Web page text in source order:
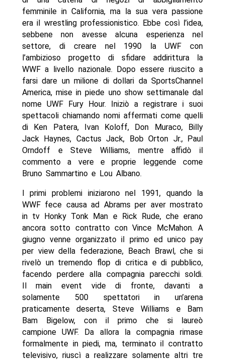
femminile in California, ma la sua vera passione
era il wrestling professionistico. Ebbe così l’idea,
sebbene non avesse alcuna esperienza nel
settore, di creare nel 1990 la UWF con
l’ambizioso progetto di sfidare addirittura la
WWF a livello nazionale. Dopo essere riuscito a
farsi dare un milione di dollari da SportsChannel
America, mise in piede uno show settimanale dal
nome UWF Fury Hour. Iniziò a registrare i suoi
spettacoli chiamando nomi affermati come quelli
di Ken Patera, Ivan Koloff, Don Muraco, Billy
Jack Haynes, Cactus Jack, Bob Orton Jr., Paul
Orndoff e Steve Williams, mentre affidò il
commento a vere e proprie leggende come
Bruno Sammartino e Lou Albano.
I primi problemi iniziarono nel 1991, quando la
WWF fece causa ad Abrams per aver mostrato
in tv Honky Tonk Man e Rick Rude, che erano
ancora sotto contratto con Vince McMahon. A
giugno venne organizzato il primo ed unico pay
per view della federazione, Beach Brawl, che si
rivelò un tremendo flop di critica e di pubblico,
facendo perdere alla compagnia parecchi soldi.
Il main event vide di fronte, davanti a
solamente 500 spettatori in un’arena
praticamente deserta, Steve Williams e Bam
Bam Bigelow, con il primo che si laureò
campione UWF. Da allora la compagnia rimase
formalmente in piedi, ma, terminato il contratto
televisivo, riuscì a realizzare solamente altri tre